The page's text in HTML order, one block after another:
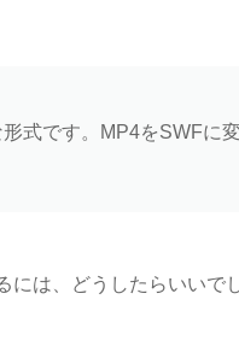
式です。MP4をSWFに
には、どうしたらいいで